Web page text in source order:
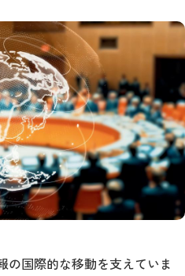
の国際的な移動を支えていま